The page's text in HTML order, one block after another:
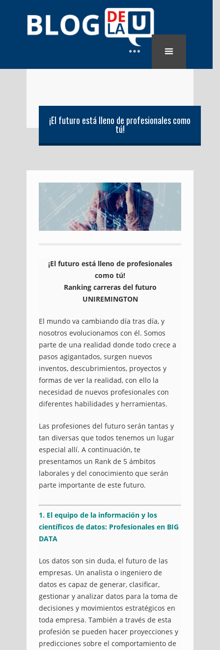
¡El futuro está lleno de profesionales como
tú!
¡El futuro está lleno de profesionales
como tú!
Ranking carreras del futuro
UNIREMINGTON
El mundo va cambiando día tras día, y
nosotros evolucionamos con él. Somos
parte de una realidad donde todo crece a
pasos agigantados, surgen nuevos
inventos, descubrimientos, proyectos y
formas de ver la realidad, con ello la
necesidad de nuevos profesionales con
diferentes habilidades y herramientas.
Las profesiones del futuro serán tantas y
tan diversas que todos tenemos un lugar
especial allí. A continuación, te
presentamos un Rank de 5 ámbitos
laborales y del conocimiento que serán
parte importante de este futuro.
1. El equipo de la información y los
científicos de datos: Profesionales en BIG
DATA
Los datos son sin duda, el futuro de las
empresas. Un analista o ingeniero de
datos es capaz de generar, clasificar,
gestionar y analizar datos para la toma de
decisiones y movimientos estratégicos en
toda empresa. También a través de esta
profesión se pueden hacer proyecciones y
predicciones sobre el comportamiento de